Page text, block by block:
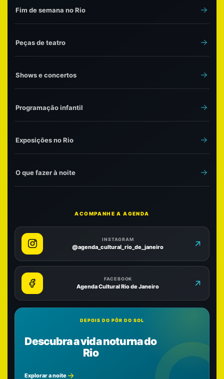
Fim de semana no Rio
Peças de teatro
Shows e concertos
Programação infantil
Exposições no Rio
O que fazer à noite
ACOMPANHE A AGENDA
INSTAGRAM
@agenda_cultural_rio_de_janeiro
FACEBOOK
Agenda Cultural Rio de Janeiro
DEPOIS DO PÔR DO SOL
Descubra a vida noturna do
Rio
Explorar a noite